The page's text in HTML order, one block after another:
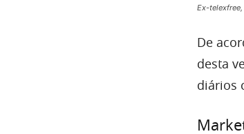
Ex-
De
desta
diários